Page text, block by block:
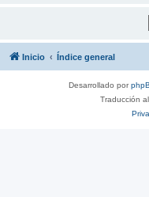
Inicio Índice general
Desarrollado por
Traducción